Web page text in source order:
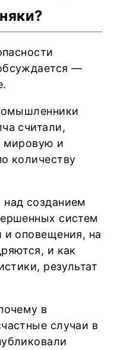
—
считали,
мировую и
количеству
созданием
систем
и оповещения, на
и как
результат
в
случаи в